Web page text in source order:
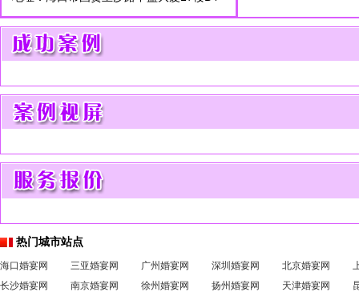
热门城市站点
海口婚宴网 三亚婚宴网 广州婚宴网 深圳婚宴网 北京婚宴网
长沙婚宴网
南京婚宴网 徐州婚宴网 扬州婚宴网 天津婚宴网